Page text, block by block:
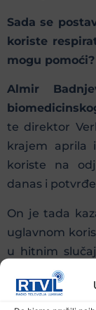
Sada se
koriste
mogu pomoći?
Almir
te direktor
krajem aprila
koriste na
danas i
On je tada
uglavnom
u hitnim
koristi na
Podsjetimo